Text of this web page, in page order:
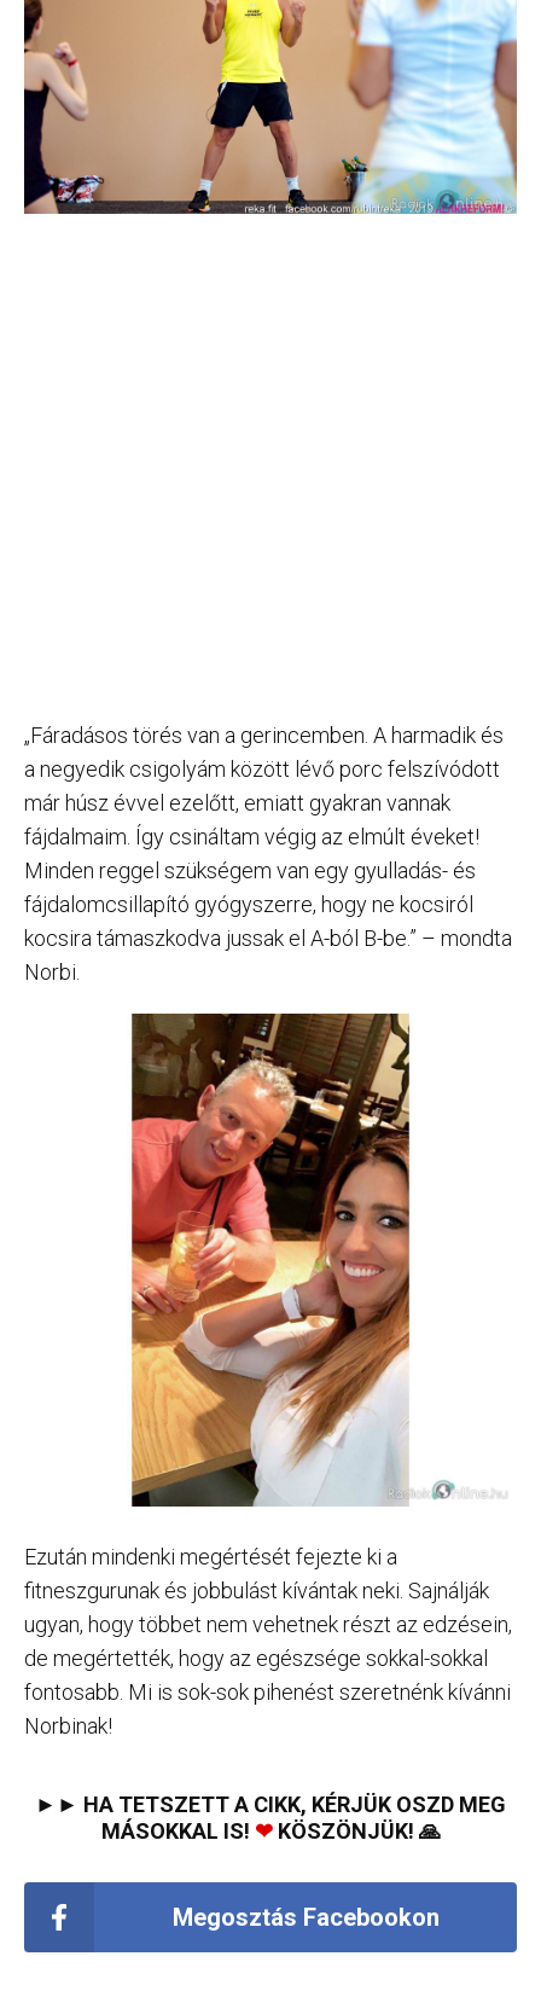
„Fáradásos törés van a gerincemben. A harmadik és
a negyedik csigolyám között lévő porc felszívódott
már húsz évvel ezelőtt, emiatt gyakran vannak
fájdalmaim. Így csináltam végig az elmúlt éveket!
Minden reggel szükségem van egy gyulladás- és
fájdalomcsillapító gyógyszerre, hogy ne kocsiról
kocsira támaszkodva jussak el A-ból B-be.” – mondta
Norbi.
Ezután mindenki megértését fejezte ki a
fitneszgurunak és jobbulást kívántak neki. Sajnálják
ugyan, hogy többet nem vehetnek részt az edzésein,
de megértették, hogy az egészsége sokkal-sokkal
fontosabb. Mi is sok-sok pihenést szeretnénk kívánni
Norbinak!
►► HA TETSZETT A CIKK, KÉRJÜK OSZD MEG
MÁSOKKAL IS! ❤KÖSZÖNJÜK! 🙏
Megosztás Facebookon